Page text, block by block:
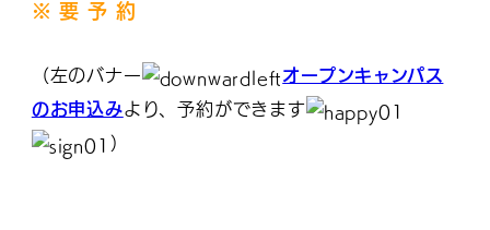
※ 要 予 約
（左のバナー
オープンキャンパス
のお申込みより、予約ができます
）